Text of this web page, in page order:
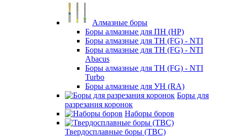
Алмазные боры
Боры алмазные для ПН (HP)
Боры алмазные для ТН (FG) - NTI
Боры алмазные для ТН (FG) - NTI
Abacus
Боры алмазные для ТН (FG) - NTI
Turbo
Боры алмазные для УН (RA)
Боры для
разрезания коронок
Наборы боров
Твердосплавные боры (ТВС)